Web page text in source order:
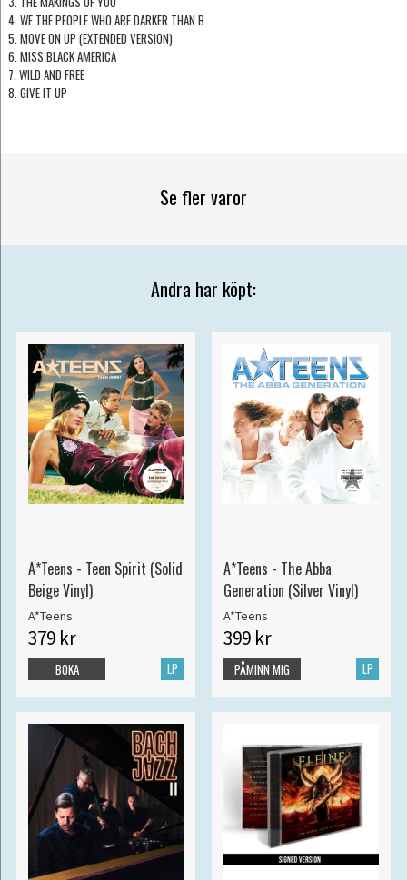
4. WE THE PEOPLE WHO ARE DARKER THAN B
5. MOVE ON UP (EXTENDED VERSION)
6. MISS BLACK AMERICA
7. WILD AND FREE
8. GIVE IT UP
Se fler varor
Andra har köpt:
A*Teens - Teen Spirit (Solid
Beige Vinyl)
A*Teens
379 kr
LP
BOKA
A*Teens - The Abba
Generation (Silver Vinyl)
A*Teens
399 kr
LP
PÅMINN MIG